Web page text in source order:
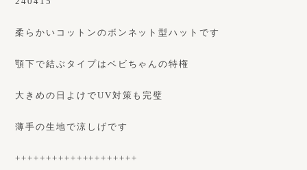
柔らかいコットンのボンネット型ハットです
顎下で結ぶタイプはベビちゃんの特権
大きめの日よけでUV対策も完璧
薄手の生地で涼しげです
++++++++++++++++++++